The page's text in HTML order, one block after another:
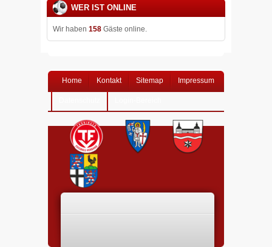
WER IST ONLINE
Wir haben 158 Gäste online.
Home Kontakt Sitemap Impressum